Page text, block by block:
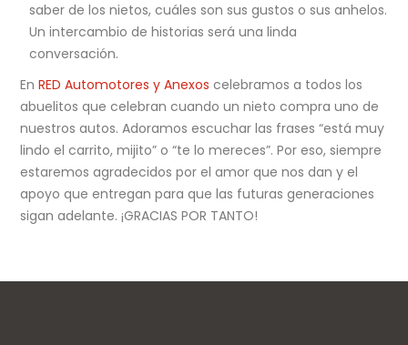
saber de los nietos, cuáles son sus gustos o sus anhelos.
Un intercambio de historias será una linda
conversación.
EnRED Automotores y Anexos celebramos a todos los
abuelitos que celebran cuando un nieto compra uno de
nuestros autos. Adoramos escuchar las frases “está muy
lindo el carrito, mijito” o “te lo mereces”. Por eso, siempre
estaremos agradecidos por el amor que nos dan y el
apoyo que entregan para que las futuras generaciones
sigan adelante. ¡GRACIAS POR TANTO!